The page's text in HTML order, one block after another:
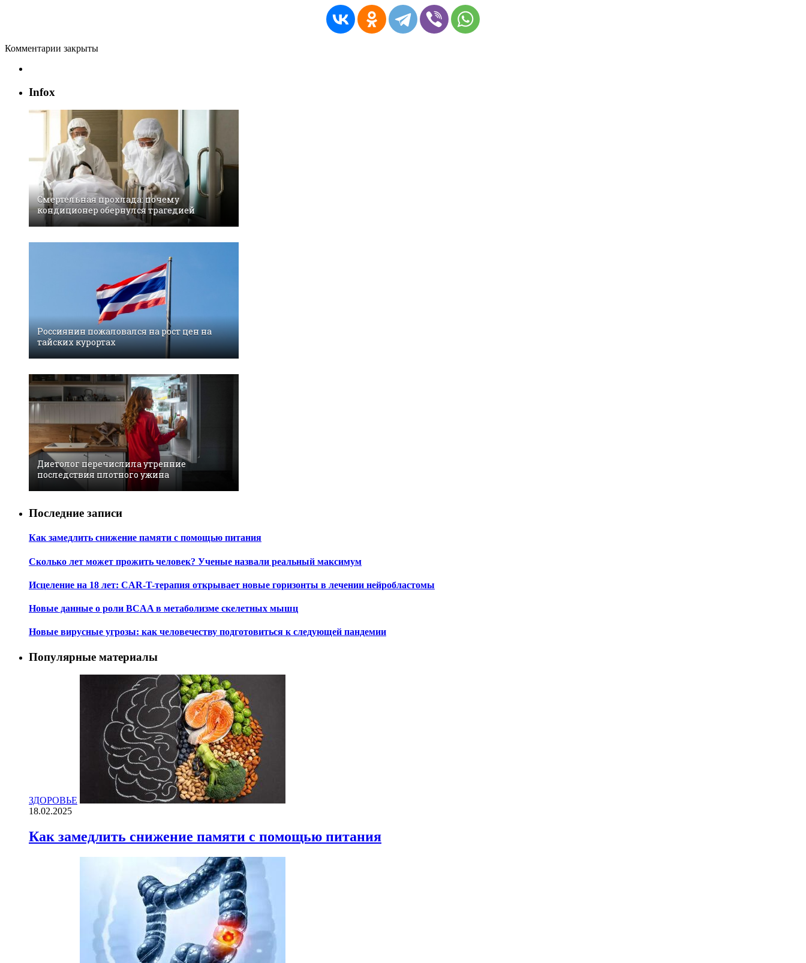
Комментарии закрыты
Infox
Смертельная прохлада: почему
кондиционер обернулся трагедией
Россиянин пожаловался на рост цен на
тайских курортах
Диетолог перечислила утренние
последствия плотного ужина
Последние записи
Как замедлить снижение памяти с помощью питания
Сколько лет может прожить человек? Ученые назвали реальный максимум
Исцеление на 18 лет: CAR-T-терапия открывает новые горизонты в лечении нейробластомы
Новые данные о роли BCAA в метаболизме скелетных мышц
Новые вирусные угрозы: как человечеству подготовиться к следующей пандемии
Популярные материалы
ЗДОРОВЬЕ
18.02.2025
Как замедлить снижение памяти с помощью питания